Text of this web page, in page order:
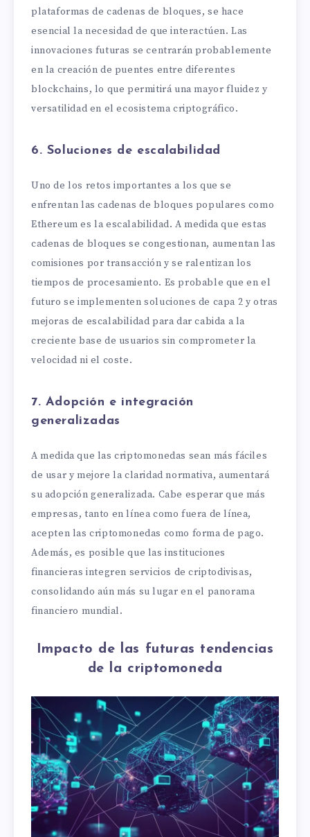
plataformas de cadenas de bloques, se hace
esencial la necesidad de que interactúen. Las
innovaciones futuras se centrarán probablemente
en la creación de puentes entre diferentes
blockchains, lo que permitirá una mayor fluidez y
versatilidad en el ecosistema criptográfico.
6. Soluciones de escalabilidad
Uno de los retos importantes a los que se
enfrentan las cadenas de bloques populares como
Ethereum es la escalabilidad. A medida que estas
cadenas de bloques se congestionan, aumentan las
comisiones por transacción y se ralentizan los
tiempos de procesamiento. Es probable que en el
futuro se implementen soluciones de capa 2 y otras
mejoras de escalabilidad para dar cabida a la
creciente base de usuarios sin comprometer la
velocidad ni el coste.
7. Adopción e integración
generalizadas
A medida que las criptomonedas sean más fáciles
de usar y mejore la claridad normativa, aumentará
su adopción generalizada. Cabe esperar que más
empresas, tanto en línea como fuera de línea,
acepten las criptomonedas como forma de pago.
Además, es posible que las instituciones
financieras integren servicios de criptodivisas,
consolidando aún más su lugar en el panorama
financiero mundial.
Impacto de las futuras tendencias
de la criptomoneda